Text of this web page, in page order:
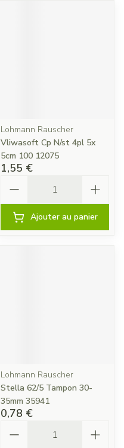
Lohmann Rauscher
Vliwasoft Cp N/st 4pl 5x
5cm 100 12075
1,55 €
Ajouter au panier
Lohmann Rauscher
Stella 62/5 Tampon 30-
35mm 35941
0,78 €